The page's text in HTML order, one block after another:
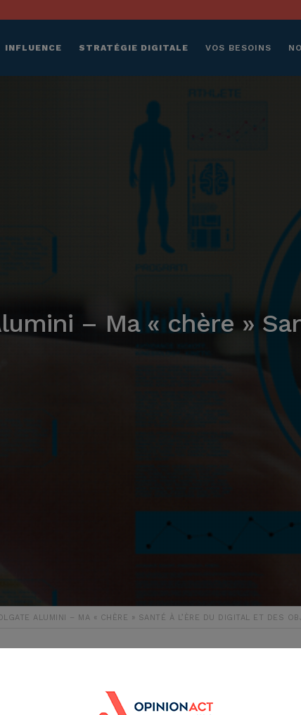
INFLUENCE STRATÉGIE DIGITALE VOS BESOINS
– Ma « chère »
ALUMINI – MA « CHÈRE » SANTÉ À L’ÈRE DU DIGITAL ET DES
qui ? Qui va payer et qui va en profiter